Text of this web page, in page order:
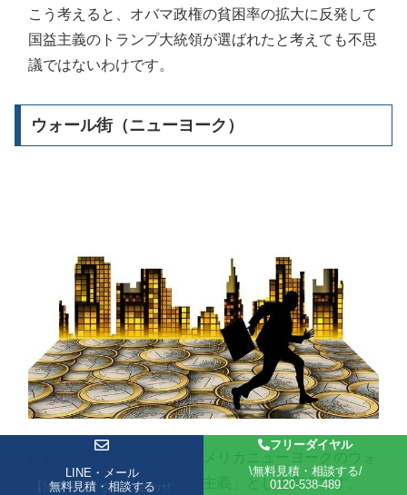
こう考えると、オバマ政権の貧困率の拡大に反発して
国益主義のトランプ大統領が選ばれたと考えても不思
議ではないわけです。
ウォール街（ニューヨーク）
ール街も「グローバル資本主義」として有名です。
LINE・メール
【法人専用】お問い合わせ
LINE・メール
無料見積・相談する
フリーダイヤル
\無料見積・相談する/
0120-538-489